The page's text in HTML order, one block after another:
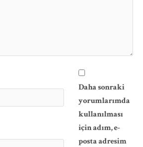
Daha sonraki
yorumlarımda
kullanılması
için adım, e-
posta adresim